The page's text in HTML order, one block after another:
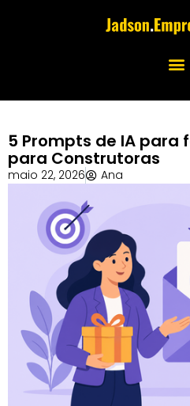
5 Prompts de IA para
para Construtoras
maio 22, 2026 Ana